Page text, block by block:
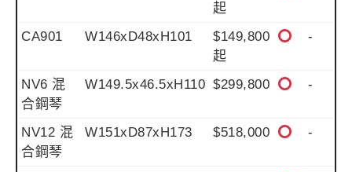
起
CA901 W146xD48xH101
$149,800
起
-
NV6 混
合鋼琴
W149.5x46.5xH110 $299,800 -
NV12 混
合鋼琴
W151xD87xH173 $518,000 -